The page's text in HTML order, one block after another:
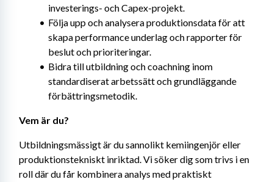
investerings- och Capex-projekt.
Följa upp och analysera produktionsdata för att
skapa performance underlag och rapporter för
beslut och prioriteringar.
Bidra till utbildning och coachning inom
standardiserat arbetssätt och grundläggande
förbättringsmetodik.
Vem är du?
Utbildningsmässigt är du sannolikt kemiingenjör eller
produktionstekniskt inriktad. Vi söker dig som trivs i en
roll där du får kombinera analys med praktiskt